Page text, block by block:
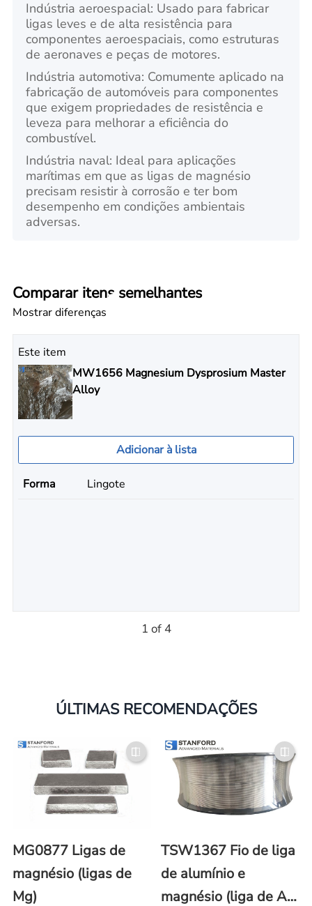
Indústria aeroespacial: Usado para fabricar
ligas leves e de alta resistência para
componentes aeroespaciais, como estruturas
de aeronaves e peças de motores.
Indústria automotiva: Comumente aplicado na
fabricação de automóveis para componentes
que exigem propriedades de resistência e
leveza para melhorar a eficiência do
combustível.
Indústria naval: Ideal para aplicações
marítimas em que as ligas de magnésio
precisam resistir à corrosão e ter bom
desempenho em condições ambientais
adversas.
Comparar itens semelhantes
Mostrar diferenças
Este item
MW1656 Magnesium Dysprosium Master
Alloy
Adicionar à lista
Forma Lingote
1 of 4
ÚLTIMAS RECOMENDAÇÕES
MG0877 Ligas de
magnésio (ligas de
Mg)
TSW1367 Fio de liga
de alumínio e
magnésio (liga de Al-